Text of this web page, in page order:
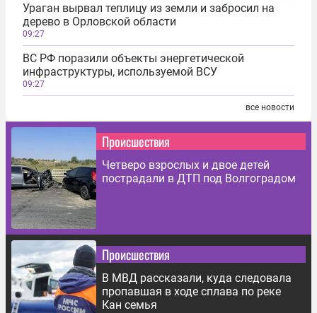
Ураган вырвал теплицу из земли и забросил на
дерево в Орловской области
09:27
ВС РФ поразили объекты энергетической
инфраструктуры, используемой ВСУ
09:27
все новости
Происшествия
Четверо взрослых и двое детей
пострадали в ДТП под Волгоградом
Происшествия
В МВД рассказали, куда следовала
пропавшая в ходе сплава по реке
Кан семья